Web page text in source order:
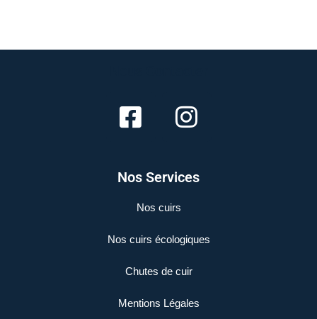
Nos Services
Nos cuirs
Nos cuirs écologiques
Chutes de cuir
Mentions Légales